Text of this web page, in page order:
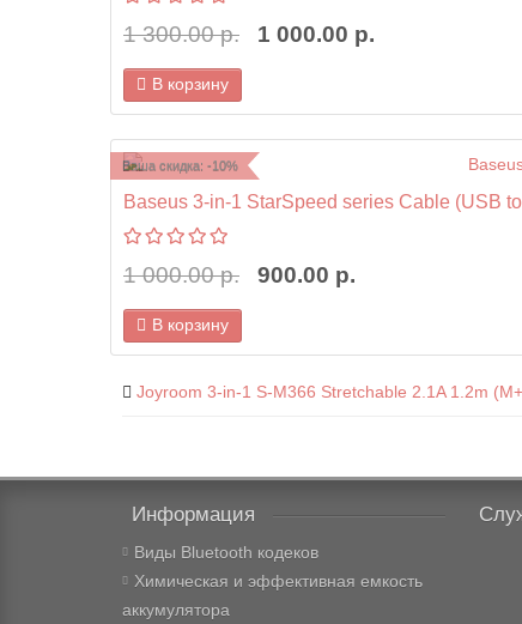
1 300.00 р. 1 000.00 р.
В корзину
Ваша скидка: -10%
Baseus 3-in-1 StarSpeed series Cable (USB
1 000.00 р. 900.00 р.
В корзину
Joyroom 3-in-1 S-M366 Stretchable 2.1A 1.2m
Информация
Виды Bluetooth кодеков
Химическая и эффективная емкость
аккумулятора